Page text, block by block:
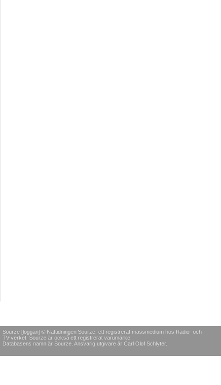
Sourze [loggan] © Nättidningen Sourze, ett registrerat massmedium hos Radio- och
TV-verket. Sourze är också ett registrerat varumärke.
Databasens namn är Sourze. Ansvarig utgivare är Carl Olof Schlyter.